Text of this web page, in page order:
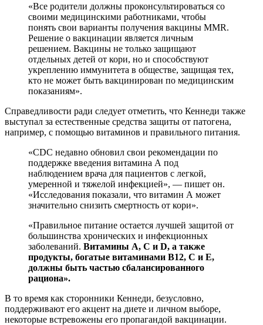
«Все родители должны проконсультироваться со
своими медицинскими работниками, чтобы
понять свои варианты получения вакцины MMR.
Решение о вакцинации является личным
решением. Вакцины не только защищают
отдельных детей от кори, но и способствуют
укреплению иммунитета в обществе, защищая тех,
кто не может быть вакцинирован по медицинским
показаниям».
Справедливости ради следует отметить, что Кеннеди также
выступал за естественные средства защиты от патогена,
например, с помощью витаминов и правильного питания.
«CDC недавно обновил свои рекомендации по
поддержке введения витамина А под
наблюдением врача для пациентов с легкой,
умеренной и тяжелой инфекцией», — пишет он.
«Исследования показали, что витамин А может
значительно снизить смертность от кори».
«Правильное питание остается лучшей защитой от
большинства хронических и инфекционных
заболеваний. Витамины А, С и D, а также
продукты, богатые витаминами В12, С и Е,
должны быть частью сбалансированного
рациона».
В то время как сторонники Кеннеди, безусловно,
поддерживают его акцент на диете и личном выборе,
некоторые встревожены его пропагандой вакцинации.